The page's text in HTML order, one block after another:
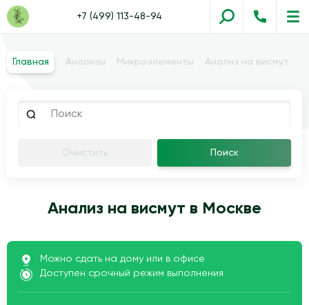
+7 (499) 113-48-94
Главная Анализы Микроэлементы Анализ на висмут
Очистить Поиск
Анализ на висмут в Москве
Можно сдать на дому или в офисе
Доступен срочный режим выполнения